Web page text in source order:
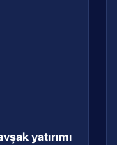
yatırımı